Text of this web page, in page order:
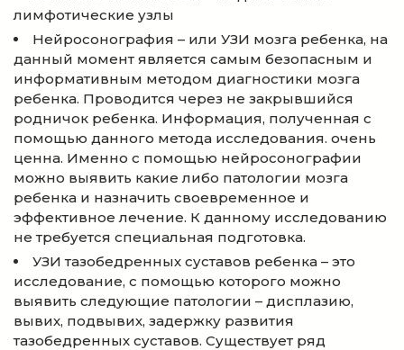
лимфотические узлы
Нейросонография – или УЗИ мозга ребенка, на
данный момент является самым безопасным и
информативным методом диагностики мозга
ребенка. Проводится через не закрывшийся
родничок ребенка. Информация, полученная с
помощью данного метода исследования. очень
ценна. Именно с помощью нейросонографии
можно выявить какие либо патологии мозга
ребенка и назначить своевременное и
эффективное лечение. К данному исследованию
не требуется специальная подготовка.
УЗИ тазобедренных суставов ребенка – это
исследование, с помощью которого можно
выявить следующие патологии – дисплазию,
вывих, подвывих, задержку развития
тазобедренных суставов. Существует ряд